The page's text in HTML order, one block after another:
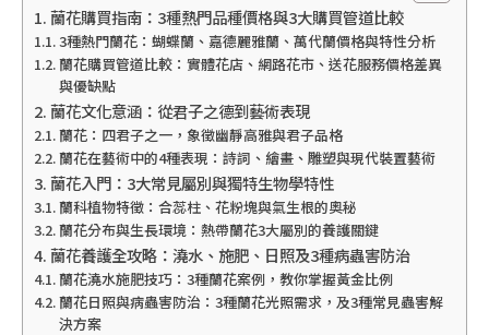
蘭花購買指南：3種熱門品種價格與3大購買管道比較
3種熱門蘭花：蝴蝶蘭、嘉德麗雅蘭、萬代蘭價格與特性分析
蘭花購買管道比較：實體花店、網路花市、送花服務價格差異
與優缺點
蘭花文化意涵：從君子之德到藝術表現
蘭花：四君子之一，象徵幽靜高雅與君子品格
蘭花在藝術中的4種表現：詩詞、繪畫、雕塑與現代裝置藝術
蘭花入門：3大常見屬別與獨特生物學特性
蘭科植物特徵：合蕊柱、花粉塊與氣生根的奧秘
蘭花分布與生長環境：熱帶蘭花3大屬別的養護關鍵
蘭花養護全攻略：澆水、施肥、日照及3種病蟲害防治
蘭花澆水施肥技巧：3種蘭花案例，教你掌握黃金比例
蘭花日照與病蟲害防治：3種蘭花光照需求，及3種常見蟲害解
決方案